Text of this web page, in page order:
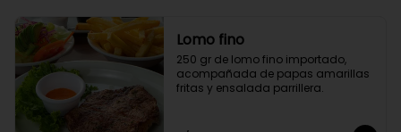
Lomo fino
250 gr de lomo fino importado,
acompañada de papas amarillas
fritas y ensalada parrillera.